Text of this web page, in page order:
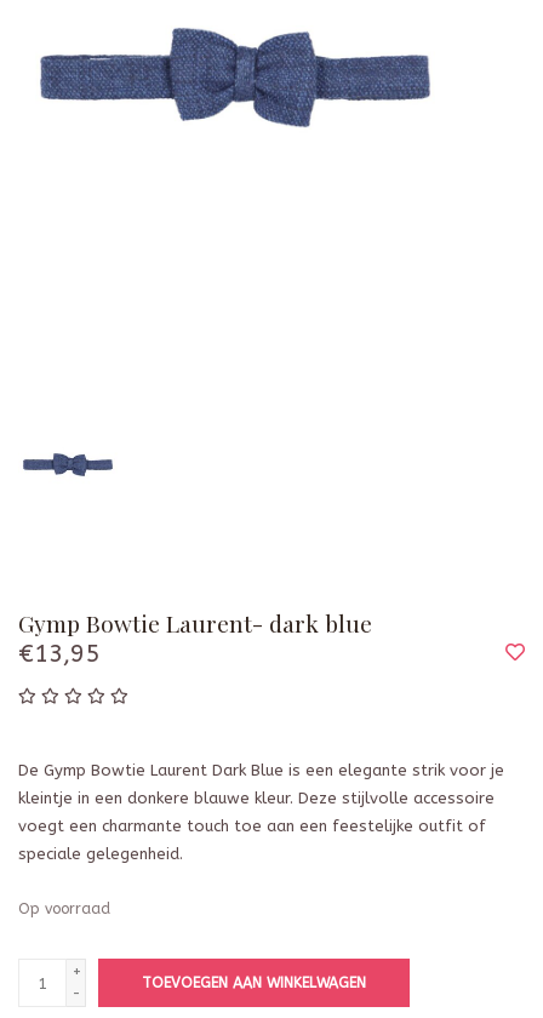
Gymp Bowtie Laurent- dark blue
€13,95
De Gymp Bowtie Laurent Dark Blue is een elegante strik voor je
kleintje in een donkere blauwe kleur. Deze stijlvolle accessoire
voegt een charmante touch toe aan een feestelijke outfit of
speciale gelegenheid.
Op voorraad
+
-
TOEVOEGEN AAN WINKELWAGEN